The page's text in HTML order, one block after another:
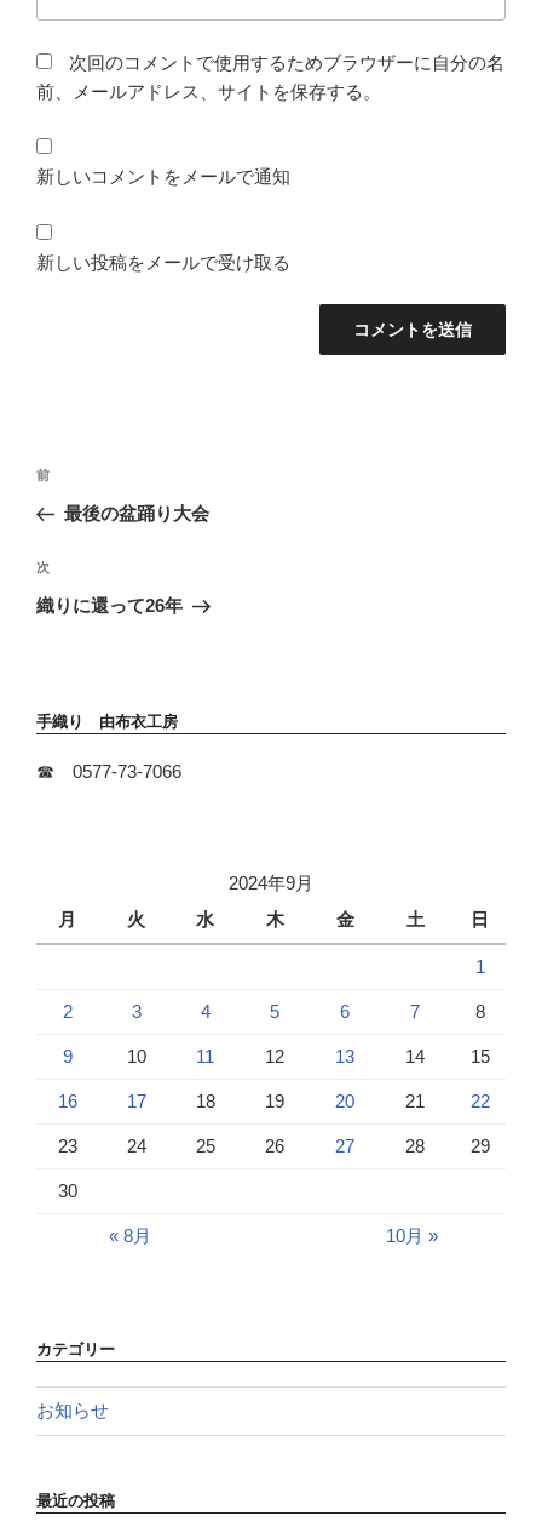
次回のコメントで使用するためブラウザーに自分の名
前、メールアドレス、サイトを保存する。
新しいコメントをメールで通知
新しい投稿をメールで受け取る
稿
ナ
ゲ
ー
前
の
稿
前
最後の盆踊り大会
次
の
次
織りに還って26年
手織り 由布衣工房
☎ 0577-73-7066
2024年9月
月
火 水 木 金 土 日
1
2 3 4 5 6 7 8
9 10 11 12 13 14 15
16 17 18 19 20 21 22
23 24 25 26 27 28 29
30
« 8月 10月 »
カテゴリー
お知らせ
最近の投稿